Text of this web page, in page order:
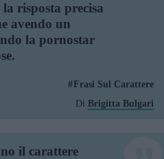
risposta precisa
avendo un
la pornostar
Frasi Sul Carattere
Di Brigitta Bulgari
il carattere